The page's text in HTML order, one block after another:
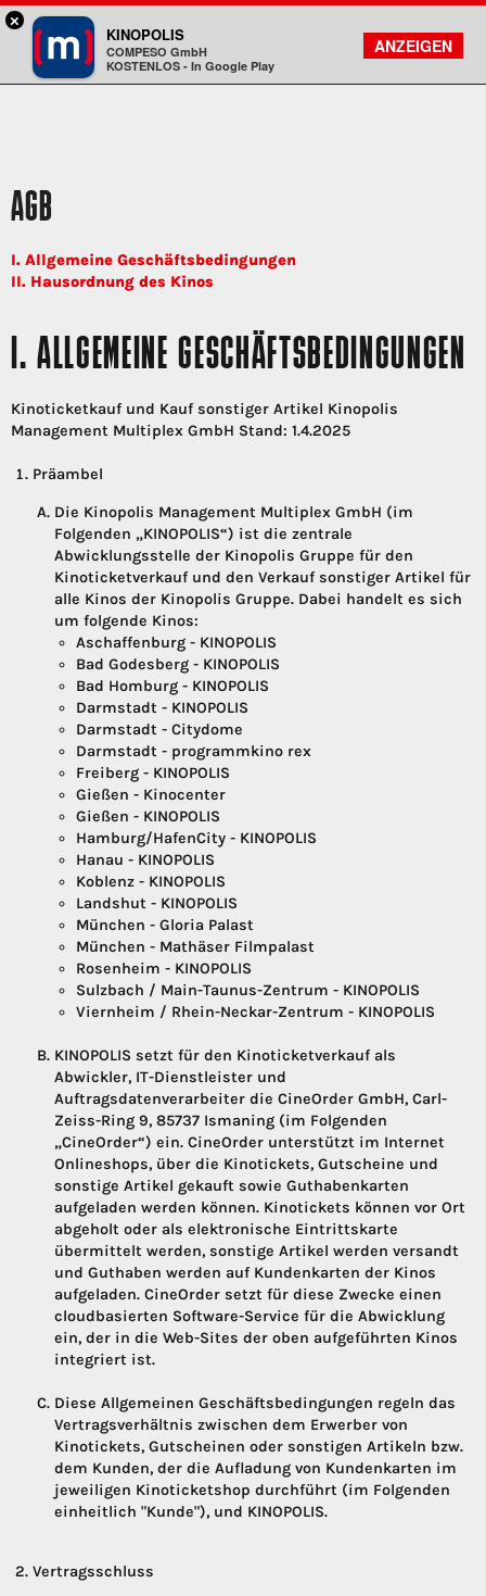
Kinopolis
FILMSUCHE
KONTO
AGB
I. Allgemeine Geschäftsbedingungen
II. Hausordnung des Kinos
I. ALLGEMEINE GESCHÄFTSBEDINGUNGEN
Kinoticketkauf und Kauf sonstiger Artikel Kinopolis
Management Multiplex GmbH Stand: 1.4.2025
Präambel
Die Kinopolis Management Multiplex GmbH (im
Folgenden „KINOPOLIS“) ist die zentrale
Abwicklungsstelle der Kinopolis Gruppe für den
Kinoticketverkauf und den Verkauf sonstiger Artikel für
alle Kinos der Kinopolis Gruppe. Dabei handelt es sich
um folgende Kinos:
Aschaffenburg - KINOPOLIS
Bad Godesberg - KINOPOLIS
Bad Homburg - KINOPOLIS
Darmstadt - KINOPOLIS
Darmstadt - Citydome
Darmstadt - programmkino rex
Freiberg - KINOPOLIS
Gießen - Kinocenter
Gießen - KINOPOLIS
Hamburg/HafenCity - KINOPOLIS
Hanau - KINOPOLIS
Koblenz - KINOPOLIS
Landshut - KINOPOLIS
München - Gloria Palast
München - Mathäser Filmpalast
Rosenheim - KINOPOLIS
Sulzbach / Main-Taunus-Zentrum - KINOPOLIS
Viernheim / Rhein-Neckar-Zentrum - KINOPOLIS
KINOPOLIS setzt für den Kinoticketverkauf als
Abwickler, IT-Dienstleister und
Auftragsdatenverarbeiter die CineOrder GmbH, Carl-
Zeiss-Ring 9, 85737 Ismaning (im Folgenden
„CineOrder“) ein. CineOrder unterstützt im Internet
Onlineshops, über die Kinotickets, Gutscheine und
sonstige Artikel gekauft sowie Guthabenkarten
aufgeladen werden können. Kinotickets können vor Ort
abgeholt oder als elektronische Eintrittskarte
übermittelt werden, sonstige Artikel werden versandt
und Guthaben werden auf Kundenkarten der Kinos
aufgeladen. CineOrder setzt für diese Zwecke einen
cloudbasierten Software-Service für die Abwicklung
ein, der in die Web-Sites der oben aufgeführten Kinos
integriert ist.
Diese Allgemeinen Geschäftsbedingungen regeln das
Vertragsverhältnis zwischen dem Erwerber von
Kinotickets, Gutscheinen oder sonstigen Artikeln bzw.
dem Kunden, der die Aufladung von Kundenkarten im
jeweiligen Kinoticketshop durchführt (im Folgenden
einheitlich "Kunde"), und KINOPOLIS.
Vertragsschluss
×
KINOPOLIS
COMPESO GmbH
KOSTENLOS - In Google Play
ANZEIGEN